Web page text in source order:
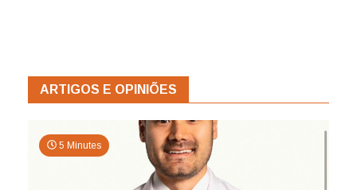
ARTIGOS E OPINIÕES
5 Minutes